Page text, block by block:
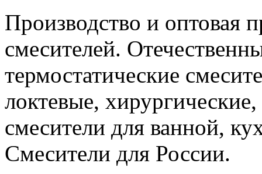
Производство и оптовая
смесителей.
термостатические
локтевые,
смесители для ванной,
Смесители для России.